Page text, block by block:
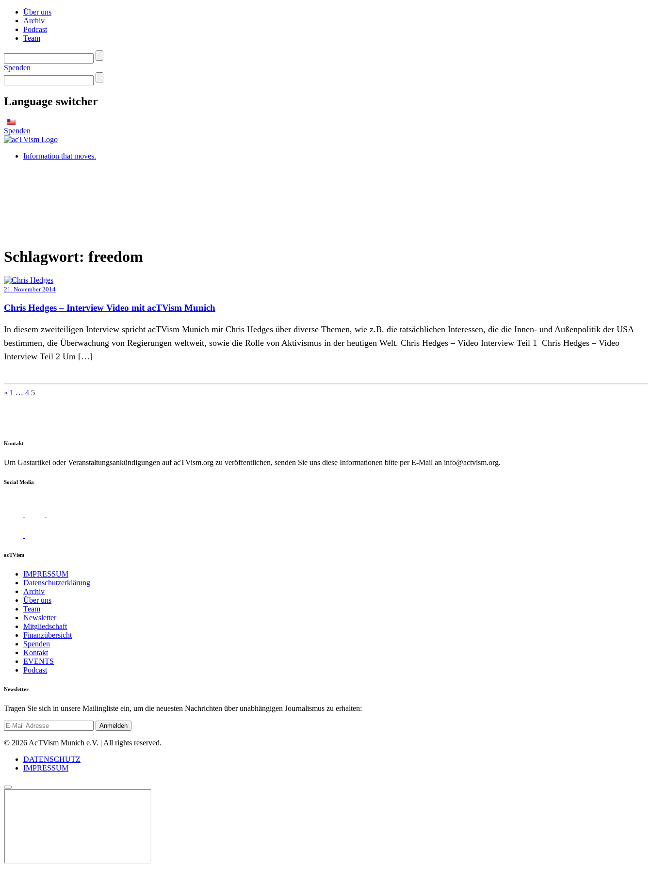
Über uns
Archiv
Podcast
Team
Spenden
Language switcher
Spenden
Information that moves.
Schlagwort: freedom
21. November 2014
Chris Hedges – Interview Video mit acTVism Munich
In diesem zweiteiligen Interview spricht acTVism Munich mit Chris Hedges über diverse Themen, wie z.B. die tatsächlichen Interessen, die die Innen- und Außenpolitik der USA
bestimmen, die Überwachung von Regierungen weltweit, sowie die Rolle von Aktivismus in der heutigen Welt. Chris Hedges – Video Interview Teil 1 Chris Hedges – Video
Interview Teil 2 Um […]
Seitennummerierung
« 1 … 4 5
Kontakt
Um Gastartikel oder Veranstaltungsankündigungen auf acTVism.org zu veröffentlichen, senden Sie uns diese Informationen bitte per E-Mail an info@actvism.org.
Social Media
acTVism
IMPRESSUM
Datenschutzerklärung
Archiv
Über uns
Team
Newsletter
Mitgliedschaft
Finanzübersicht
Spenden
Kontakt
EVENTS
Podcast
Newsletter
Tragen Sie sich in unsere Mailingliste ein, um die neuesten Nachrichten über unabhängigen Journalismus zu erhalten:
© 2026 AcTVism Munich e.V. | All rights reserved.
DATENSCHUTZ
IMPRESSUM